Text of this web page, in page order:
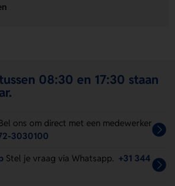
08:30 en 17:30 staan
ons om direct met een medewerker
3030100
Stel je vraag via Whatsapp. +31 344